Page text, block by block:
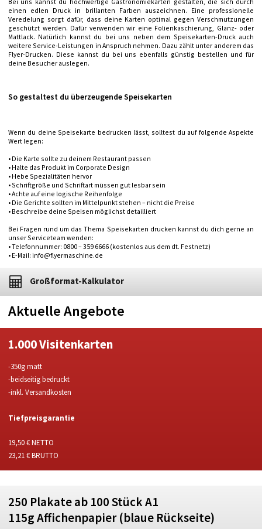
einen edlen Druck in brillanten Farben auszeichnen. Eine professionelle
Veredelung sorgt dafür, dass deine Karten optimal gegen Verschmutzungen
geschützt werden. Dafür verwenden wir eine Folienkaschierung, Glanz- oder
Mattlack. Natürlich kannst du bei uns neben dem Speisekarten-Druck auch
weitere Service-Leistungen in Anspruch nehmen. Dazu zählt unter anderem das
Flyer-Drucken. Diese kannst du bei uns ebenfalls günstig bestellen und für
deine Besucher auslegen.
So gestaltest du überzeugende Speisekarten
Wenn du deine Speisekarte bedrucken lässt, solltest du auf folgende Aspekte
Wert legen:
• Die Karte sollte zu deinem Restaurant passen
• Halte das Produkt im Corporate Design
• Hebe Spezialitäten hervor
• Schriftgröße und Schriftart müssen gut lesbar sein
• Achte auf eine logische Reihenfolge
• Die Gerichte sollten im Mittelpunkt stehen – nicht die Preise
• Beschreibe deine Speisen möglichst detailliert
Bei Fragen rund um das Thema Speisekarten drucken kannst du dich gerne an
unser Serviceteam wenden:
• Telefonnummer: 0800 – 359 6666 (kostenlos aus dem dt. Festnetz)
• E-Mail: info@flyermaschine.de
Großformat-Kalkulator
Aktuelle Angebote
1.000 Visitenkarten
-350g matt
-beidseitig bedruckt
-inkl. Versandkosten
Tiefpreisgarantie
19,50 € NETTO
23,21 € BRUTTO
250 Plakate ab 100 Stück A1
115g Affichenpapier (blaue Rückseite)